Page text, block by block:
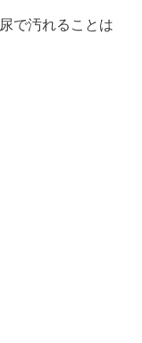
で汚れることは